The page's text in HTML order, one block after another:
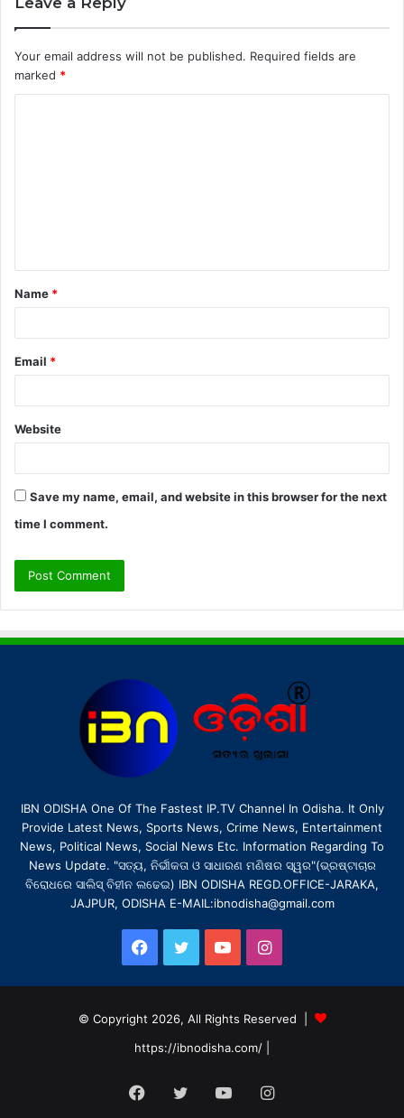
Your email address will not be published. Required fields are
marked *
t
*
Name *
Email *
Website
Save my name, email, and website in this browser for the next
time I comment.
IBN ODISHA One Of The Fastest IP.TV Channel In Odisha. It Only
Provide Latest News, Sports News, Crime News, Entertainment
News, Political News, Social News Etc. Information Regarding To
News Update. "ସତ୍ୟ, ନିର୍ଭୀକତା ଓ ସାଧାରଣ ମଣିଷର ସ୍ୱର"(ଭ୍ରଷ୍ଟାଚାର
ବିରୋଧରେ ସାଲିସ୍ ବିହୀନ ଲଢେଇ) IBN ODISHA REGD.OFFICE-JARAKA,
JAJPUR, ODISHA E-MAIL:ibnodisha@gmail.com
Facebook
TwitterYouTubeInstagram
© Copyright 2026, All Rights Reserved |
https://ibnodisha.com/
Facebook
TwitterYouTubeInstagram